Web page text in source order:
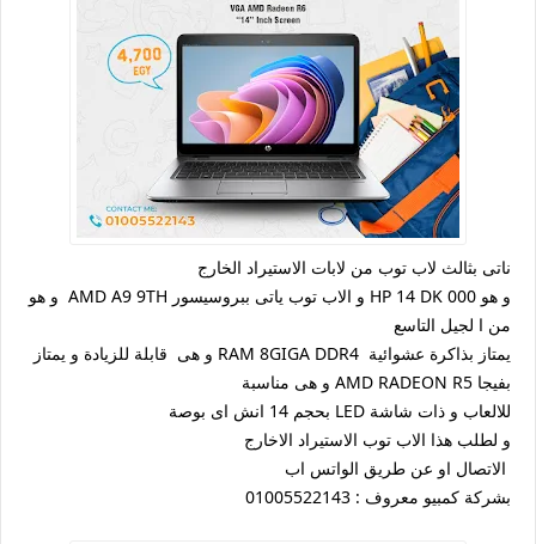
ناتى بثالث لاب توب من لابات الاستيراد الخارج
و هو HP 14 DK 000 و الاب توب ياتى ببروسيسور AMD A9 9TH و هو
من ا لجيل التاسع
يمتاز بذاكرة عشوائية RAM 8GIGA DDR4 و هى قابلة للزيادة و يمتاز
بفيجا AMD RADEON R5 و هى مناسبة
للالعاب و ذات شاشة LED بحجم 14 انش اى بوصة
و لطلب هذا الاب توب الاستيراد الاخارج
الاتصال او عن طريق الواتس اب
بشركة كمبيو معروف : 01005522143